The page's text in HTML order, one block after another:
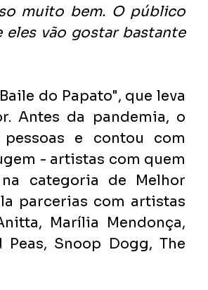
muito bem. O público
vão gostar bastante
do Papato", que leva
Antes da pandemia, o
e contou com
- artistas com quem
categoria de Melhor
parcerias com artistas
Marília Mendonça,
Peas, Snoop Dogg, The